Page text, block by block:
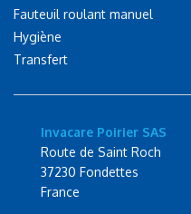
Fauteuil roulant manuel
Hygiène
Transfert
Invacare Poirier SAS
Route de Saint Roch
37230 Fondettes
France